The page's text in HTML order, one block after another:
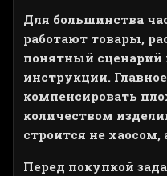
Для большинства
работают товары,
понятный сценарий
инструкции.
компенсировать
количеством
строится не хаосом,
Перед покупкой